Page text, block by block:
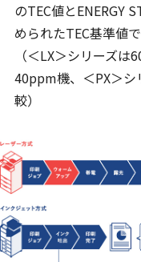
のTEC値とENERGY
められたTEC基準値
（＜LX＞シリーズ
40ppm機、＜PX＞
較）